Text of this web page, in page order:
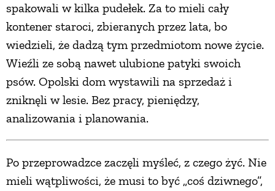
spakowali w kilka pudełek. Za to mieli cały
kontener staroci, zbieranych przez lata, bo
wiedzieli, że dadzą tym przedmiotom nowe życie.
Wieźli ze sobą nawet ulubione patyki swoich
psów. Opolski dom wystawili na sprzedaż i
zniknęli w lesie. Bez pracy, pieniędzy,
analizowania i planowania.
Po przeprowadzce zaczęli myśleć, z czego żyć. Nie
mieli wątpliwości, że musi to być „coś dziwnego”,